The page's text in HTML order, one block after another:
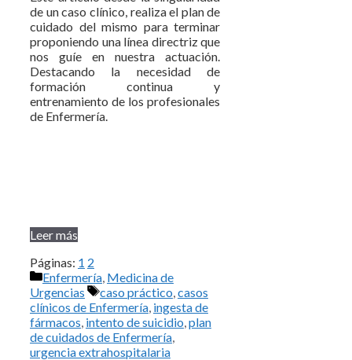
de un caso clínico, realiza el plan de
cuidado del mismo para terminar
proponiendo una línea directriz que
nos guíe en nuestra actuación.
Destacando la necesidad de
formación continua y
entrenamiento de los profesionales
de Enfermería.
Leer más
Páginas: 1 2
Categorías
Enfermería Medicina de
Urgencias
Etiquetas
caso práctico casos
clínicos de Enfermería ingesta de
fármacos intento de suicidio plan
de cuidados de Enfermería
urgencia extrahospitalaria